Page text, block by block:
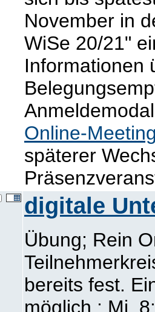
November in
WiSe 20/21"
Informationen
Online-
späterer
digitale
Übung; Rein
bereits fest.
möglich.; Mi,